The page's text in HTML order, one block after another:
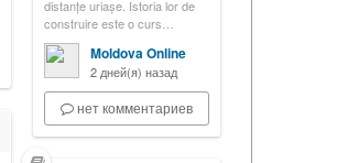
distanțe uriașe. Istoria lor de
construire este o curs…
Moldova Online
2 дней(я) назад
нет комментариев